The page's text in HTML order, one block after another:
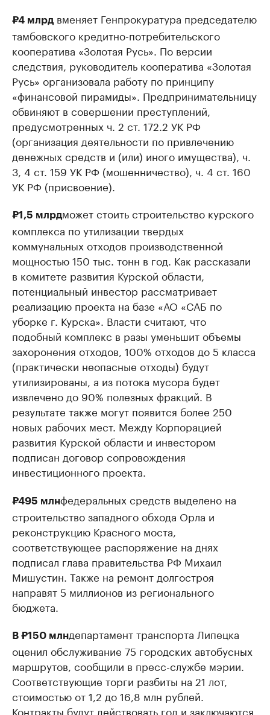
₽4 млрд вменяет Генпрокуратура председателю
тамбовского кредитно-потребительского
кооператива «Золотая Русь». По версии
следствия, руководитель кооператива «Золотая
Русь» организовала работу по принципу
«финансовой пирамиды». Предпринимательницу
обвиняют в совершении преступлений,
предусмотренных ч. 2 ст. 172.2 УК РФ
(организация деятельности по привлечению
денежных средств и (или) иного имущества), ч.
3, 4 ст. 159 УК РФ (мошенничество), ч. 4 ст. 160
УК РФ (присвоение).
₽1,5 млрдможет стоить строительство курского
комплекса по утилизации твердых
коммунальных отходов производственной
мощностью 150 тыс. тонн в год. Как рассказали
в комитете развития Курской области,
потенциальный инвестор рассматривает
реализацию проекта на базе «АО «САБ по
уборке г. Курска». Власти считают, что
подобный комплекс в разы уменьшит объемы
захоронения отходов, 100% отходов до 5 класса
(практически неопасные отходы) будут
утилизированы, а из потока мусора будет
извлечено до 90% полезных фракций. В
результате также могут появится более 250
новых рабочих мест. Между Корпорацией
развития Курской области и инвестором
подписан договор сопровождения
инвестиционного проекта.
₽495 млнфедеральных средств выделено на
строительство западного обхода Орла и
реконструкцию Красного моста,
соответствующее распоряжение на днях
подписал глава правительства РФ Михаил
Мишустин. Также на ремонт долгостроя
направят 5 миллионов из регионального
бюджета.
В ₽150 млндепартамент транспорта Липецка
оценил обслуживание 75 городских автобусных
маршрутов, сообщили в пресс-службе мэрии.
Соответствующие торги разбиты на 21 лот,
стоимостью от 1,2 до 16,8 млн рублей.
Контракты будут действовать год и заключаются